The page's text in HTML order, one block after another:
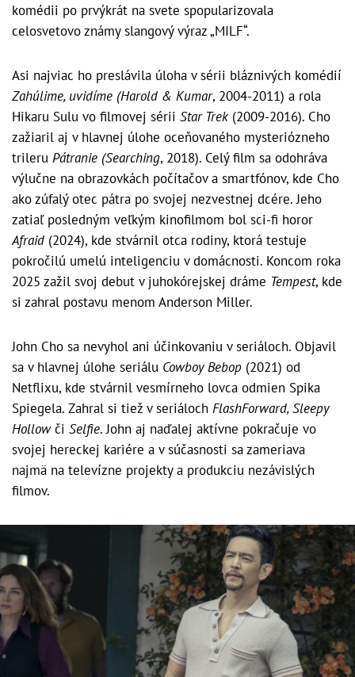
komédii po prvýkrát na svete spopularizovala
celosvetovo známy slangový výraz „MILF“.
Asi najviac ho preslávila úloha v sérii bláznivých komédií
Zahúlime, uvidíme (Harold & Kumar, 2004-2011) a rola
Hikaru Sulu vo filmovej sérii Star Trek (2009-2016). Cho
zažiaril aj v hlavnej úlohe oceňovaného mysteriózneho
trileru Pátranie (Searching, 2018). Celý film sa odohráva
výlučne na obrazovkách počítačov a smartfónov, kde Cho
ako zúfalý otec pátra po svojej nezvestnej dcére. Jeho
zatiaľ posledným veľkým kinofilmom bol sci-fi horor
Afraid (2024), kde stvárnil otca rodiny, ktorá testuje
pokročilú umelú inteligenciu v domácnosti. Koncom roka
2025 zažil svoj debut v juhokórejskej dráme Tempest, kde
si zahral postavu menom Anderson Miller.
John Cho sa nevyhol ani účinkovaniu v seriáloch. Objavil
sa v hlavnej úlohe seriálu Cowboy Bebop (2021) od
Netflixu, kde stvárnil vesmírneho lovca odmien Spika
Spiegela. Zahral si tiež v seriáloch FlashForward, Sleepy
Hollowči Selfie. John aj naďalej aktívne pokračuje vo
svojej hereckej kariére a v súčasnosti sa zameriava
najmä na televízne projekty a produkciu nezávislých
filmov.